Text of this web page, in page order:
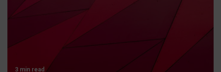
3 min read